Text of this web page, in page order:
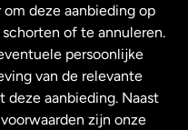
deze aanbieding op
of te annuleren.
persoonlijke
van de relevante
aanbieding. Naast
zijn onze